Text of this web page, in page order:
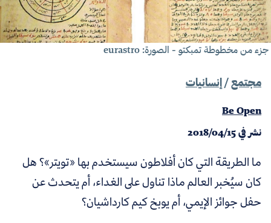
من مخطوطة تمبكتو - الصورة:eurastro
مجتمع/ إنسانيات
Be Open
نشر في2018/04/15
ما الطريقة التي كان أفلاطون سيستخدم بها «تويتر»؟ هل
كان سيُخبر العالم ماذا تناول على الغداء، أم يتحدث عن
حفل جوائز الإيمي،أم يوبخ كيم كارداشيان؟